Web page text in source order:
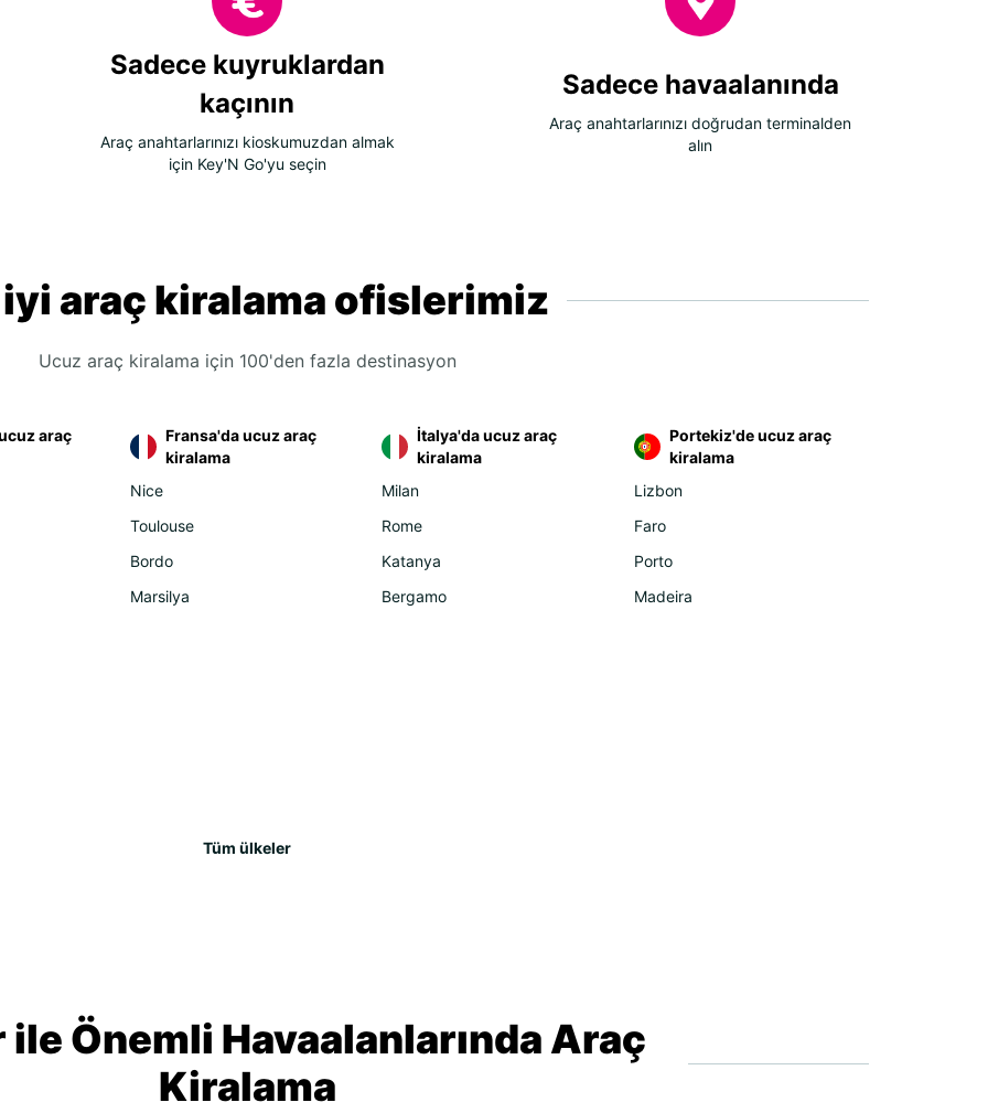
Sadece kuyruklardan
kaçının
Araç anahtarlarınızı kioskumuzdan almak
için Key'N Go'yu seçin
Sadece havaalanında
Araç anahtarlarınızı doğrudan terminalden
alın
iyi araç kiralama ofislerimiz
Ucuz araç kiralama için 100'den fazla destinasyon
araç
Fransa'da ucuz araç
kiralama
Nice
Toulouse
Bordo
Marsilya
İtalya'da ucuz araç
kiralama
Milan
Rome
Katanya
Bergamo
Portekiz'de ucuz araç
kiralama
Lizbon
Faro
Porto
Madeira
Tüm ülkeler
Önemli Havaalanlarında Araç
Kiralama